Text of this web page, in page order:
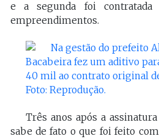
e a segunda foi contratada
empreendimentos.
Três anos após a
sabe de fato o que foi feito